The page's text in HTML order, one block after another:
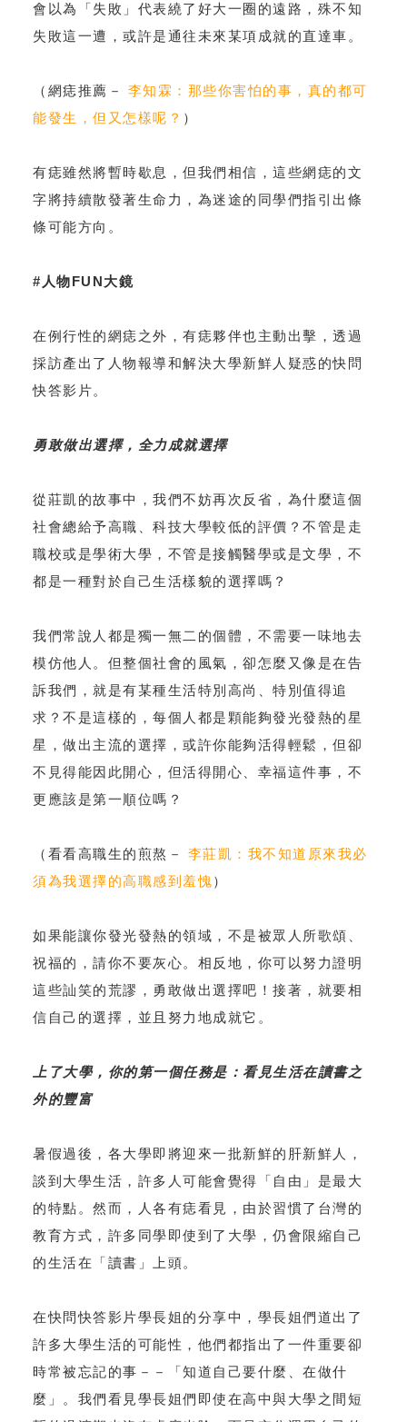
會以為「失敗」代表繞了好大一圈的遠路，殊不知
失敗這一遭，或許是通往未來某項成就的直達車。
（網痣推薦－
李知霖：那些你害怕的事，真的都可
能發生，但又怎樣呢？ ）
有痣雖然將暫時歇息，但我們相信，這些網痣的文
字將持續散發著生命力，為迷途的同學們指引出條
條可能方向。
#人物FUN大鏡
在例行性的網痣之外，有痣夥伴也主動出擊，透過
採訪產出了人物報導和解決大學新鮮人疑惑的快問
快答影片。
勇敢做出選擇，全力成就選擇
從莊凱的故事中，我們不妨再次反省，為什麼這個
社會總給予高職、科技大學較低的評價？不管是走
職校或是學術大學，不管是接觸醫學或是文學，不
都是一種對於自己生活樣貌的選擇嗎？
我們常說人都是獨一無二的個體，不需要一味地去
模仿他人。但整個社會的風氣，卻怎麼又像是在告
訴我們，就是有某種生活特別高尚、特別值得追
求？不是這樣的，每個人都是顆能夠發光發熱的星
星，做出主流的選擇，或許你能夠活得輕鬆，但卻
不見得能因此開心，但活得開心、幸福這件事，不
更應該是第一順位嗎？
（看看高職生的煎熬－
李莊凱：我不知道原來我必
須為我選擇的高職感到羞愧）
如果能讓你發光發熱的領域，不是被眾人所歌頌、
祝福的，請你不要灰心。相反地，你可以努力證明
這些訕笑的荒謬，勇敢做出選擇吧！接著，就要相
信自己的選擇，並且努力地成就它。
上了大學，你的第一個任務是：看見生活在讀書之
外的豐富
暑假過後，各大學即將迎來一批新鮮的肝新鮮人，
談到大學生活，許多人可能會覺得「自由」是最大
的特點。然而，人各有痣看見，由於習慣了台灣的
教育方式，許多同學即使到了大學，仍會限縮自己
的生活在「讀書」上頭。
在快問快答影片學長姐的分享中，學長姐們道出了
許多大學生活的可能性，他們都指出了一件重要卻
時常被忘記的事－－「知道自己要什麼、在做什
麼」。我們看見學長姐們即使在高中與大學之間短